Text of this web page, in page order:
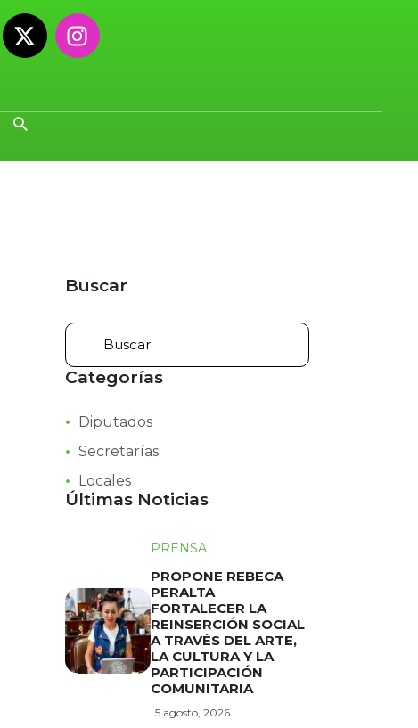
Buscar
Categorías
Diputados
Secretarías
Locales
Últimas Noticias
PRENSA
PROPONE REBECA
PERALTA
FORTALECER LA
REINSERCIÓN SOCIAL
A TRAVÉS DEL ARTE,
LA CULTURA Y LA
PARTICIPACIÓN
COMUNITARIA
5 agosto, 2026